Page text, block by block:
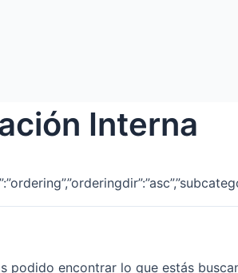
Interna
podido encontrar lo que estás